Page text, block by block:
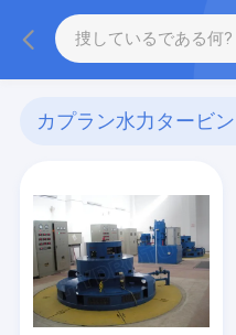
カプラン水力タービン